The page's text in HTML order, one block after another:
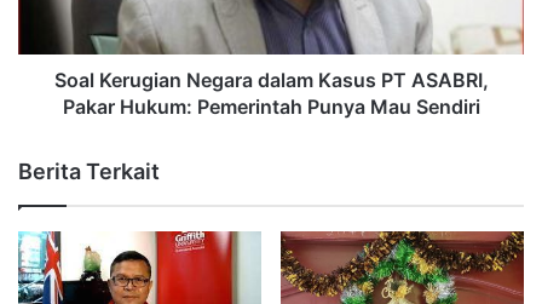
Soal Kerugian Negara dalam Kasus PT ASABRI,
Pakar Hukum: Pemerintah Punya Mau Sendiri
Berita Terkait